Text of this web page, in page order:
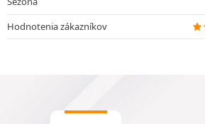
Hodnotenia zákazníkov